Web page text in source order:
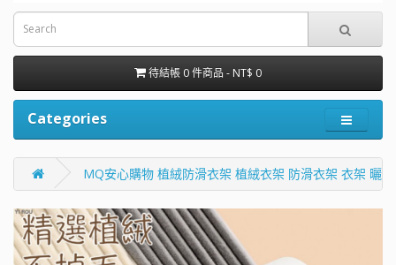
待結帳 0 件商品 - NT$ 0
Categories
MQ安心購物 植絨防滑衣架 植絨衣架 防滑衣架 衣架 曬